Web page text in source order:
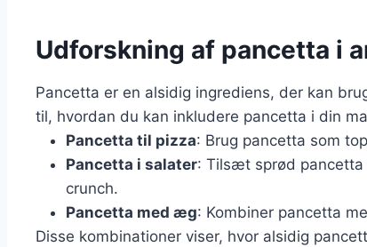
Udforskning af pancetta i
Pancetta er en alsidig ingrediens, der kan
til, hvordan du kan inkludere pancetta i din
Pancetta til pizza: Brug pancetta som
Pancetta i salater: Tilsæt sprød
crunch.
Pancetta med æg: Kombiner pancetta
Disse kombinationer viser, hvor alsidig